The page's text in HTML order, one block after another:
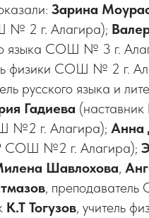
Зарина
№ 2 г. Алагира);
языка СОШ № 3 г.
физики СОШ № 2 г.
русского языка и
Гадиева (наставник
№2 г. Алагира); Анна
СОШ №2 г. Алагира);
Шавлохова,
,
К.Т Тогузов, учитель